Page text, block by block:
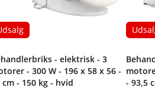
- elektrisk - 3
- 300 W - 196 x 58 x 56 -
cm - 150 kg - hvid
- 93,5